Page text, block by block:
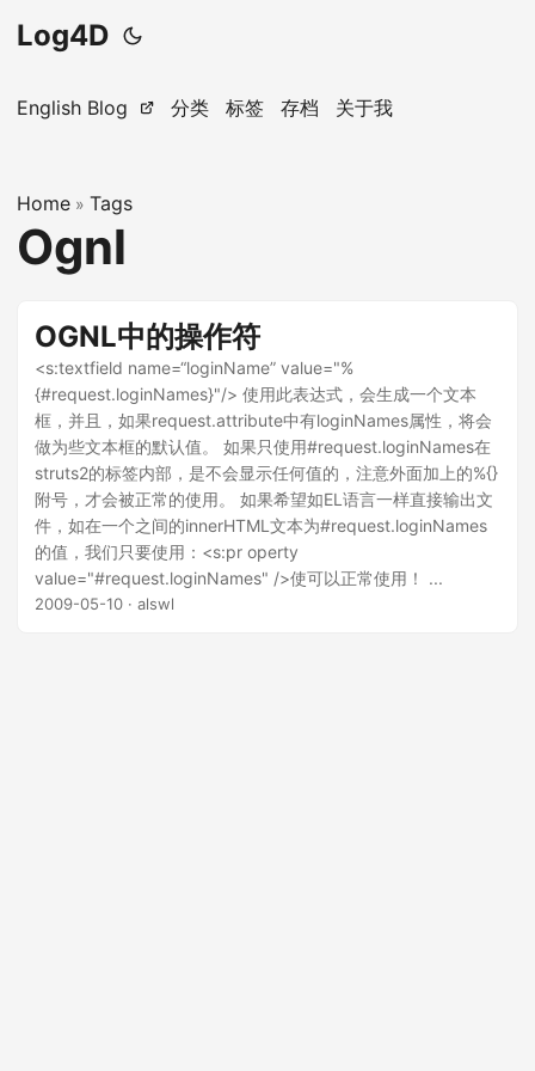
Log4D
English Blog 分类 标签 存档 关于我
Home » Tags
Ognl
OGNL中的操作符
<s:textfield name=“loginName” value="%
{#request.loginNames}"/> 使用此表达式，会生成一个文本
框，并且，如果request.attribute中有loginNames属性，将会
做为些文本框的默认值。 如果只使用#request.loginNames在
struts2的标签内部，是不会显示任何值的，注意外面加上的%{}
附号，才会被正常的使用。 如果希望如EL语言一样直接输出文
件，如在一个之间的innerHTML文本为#request.loginNames
的值，我们只要使用：<s:pr operty
value="#request.loginNames" />使可以正常使用！ ...
2009-05-10 · alswl